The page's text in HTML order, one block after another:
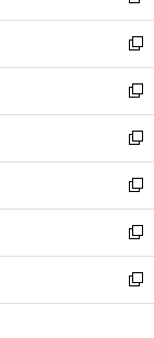
開
く
ウ
で
開
く
ン
ド
ウ
で
開
く
ウ
ィ
ン
ド
ウ
で
開
く
し
い
ウ
ィ
ン
ド
ウ
で
開
く
新
し
い
ウ
ィ
ン
ド
ウ
で
開
く
新
し
い
ウ
ィ
ン
ド
ウ
で
開
新
し
い
ウ
ィ
ン
ド
ウ
新
し
い
ウ
ィ
ン
新
し
い
ウ
新
し